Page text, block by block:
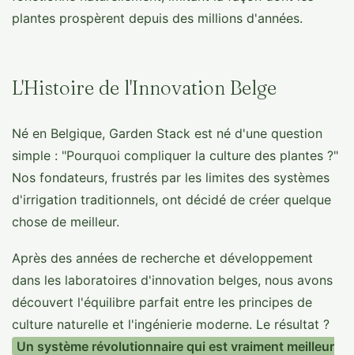
plantes prospèrent depuis des millions d'années.
L'Histoire de l'Innovation Belge
Né en Belgique, Garden Stack est né d'une question
simple : "Pourquoi compliquer la culture des plantes ?"
Nos fondateurs, frustrés par les limites des systèmes
d'irrigation traditionnels, ont décidé de créer quelque
chose de meilleur.
Après des années de recherche et développement
dans les laboratoires d'innovation belges, nous avons
découvert l'équilibre parfait entre les principes de
culture naturelle et l'ingénierie moderne. Le résultat ?
Un système révolutionnaire qui est vraiment meilleur